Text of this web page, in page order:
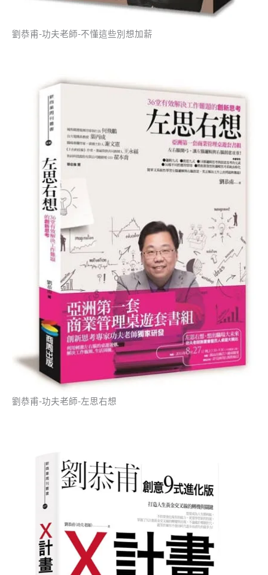
劉恭甫-功夫老師-不懂這些別想加薪
劉恭甫-功夫老師-左思右想